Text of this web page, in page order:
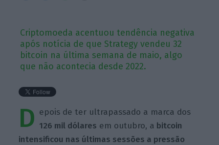
Criptomoeda acentuou tendência negativa
após notícia de que Strategy vendeu 32
bitcoin na última semana de maio, algo
que não acontecia desde 2022.
D epois de ter ultrapassado a marca dos
126 mil dólares em outubro, a bitcoin
intensificou nas últimas sessões a pressão